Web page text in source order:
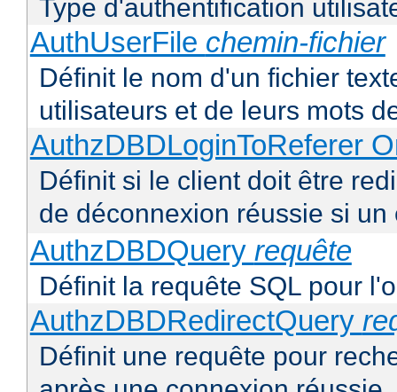
Type d'authentification
AuthUserFile chemin-fichier
Définit le nom d'un fichier
utilisateurs et de leurs mots
AuthzDBDLoginToReferer
Définit si le client doit être
de déconnexion réussie si
AuthzDBDQuery requête
Définit la requête SQL pour
AuthzDBDRedirectQuery
Définit une requête pour